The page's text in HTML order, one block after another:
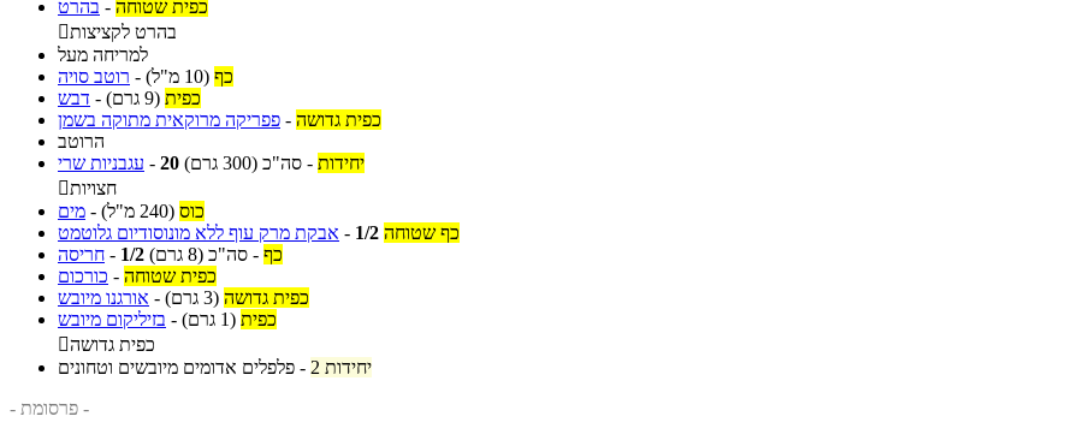
בהרט - כפית שטוחה
בהרט לקציצות
למריחה מעל
רוטב סויה - כף (10 מ"ל)
דבש - כפית (9 גרם)
פפריקה מרוקאית מתוקה בשמן - כפית גדושה
הרוטב
עגבניות שרי - 20 יחידות - סה"כ (300 גרם)
חצויות
מים - כוס (240 מ"ל)
אבקת מרק עוף ללא מונוסודיום גלוטמט - 1/2 כף שטוחה
חריסה - 1/2 כף - סה"כ (8 גרם)
כורכום - כפית שטוחה
אורגנו מיובש - כפית גדושה (3 גרם)
בזיליקום מיובש - כפית (1 גרם)
כפית גדושה
פלפלים אדומים מיובשים וטחונים -
2 יחידות
- פרסומת -